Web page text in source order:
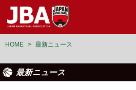
HOME > 最新ニュース
最新ニュース